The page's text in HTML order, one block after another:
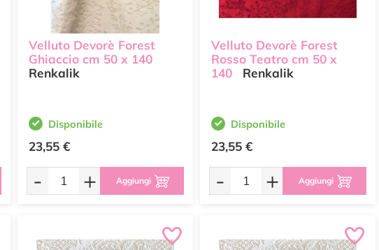
Velluto Devorè Forest
Ghiaccio cm 50 x 140
Renkalik
Disponibile
23,55 €
- + Aggiungi
Velluto Devorè Forest
Rosso Teatro cm 50 x
140
Renkalik
Disponibile
23,55 €
- + Aggiungi